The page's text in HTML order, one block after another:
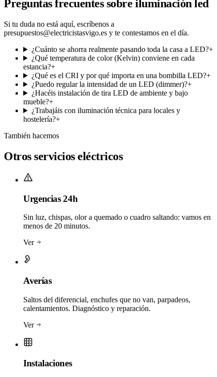
Preguntas frecuentes sobreiluminación led
Si tu duda no está aquí, escríbenos a
presupuestos@electricistasvigo.es y te contestamos en el día.
¿Cuánto se ahorra realmente pasando toda la casa a LED?+
¿Qué temperatura de color (Kelvin) conviene en cada
estancia?+
¿Qué es el CRI y por qué importa en una bombilla LED?+
¿Puedo regular la intensidad de un LED (dimmer)?+
¿Hacéis instalación de tira LED de ambiente y bajo
mueble?+
¿Trabajáis con iluminación técnica para locales y
hostelería?+
También hacemos
Otros servicios eléctricos
Urgencias 24h
Sin luz, chispas, olor a quemado o cuadro saltando: vamos en
menos de 20 minutos.
Ver
Averías
Saltos del diferencial, enchufes que no van, parpadeos,
calentamientos. Diagnóstico y reparación.
Ver
Instalaciones